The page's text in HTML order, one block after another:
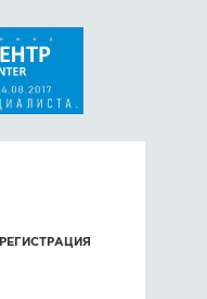
РЕГИСТРАЦИЯ